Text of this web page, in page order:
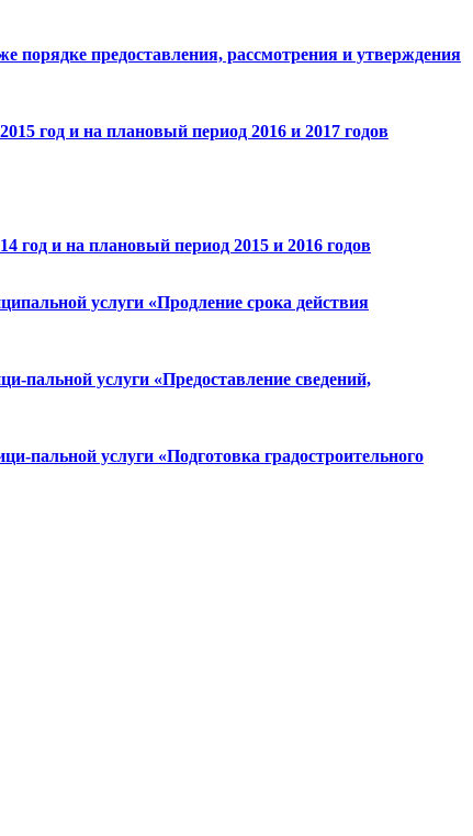
порядке предоставления, рассмотрения и утверждения
год и на плановый период 2016 и 2017 годов
год и на плановый период 2015 и 2016 годов
услуги «Продление срока действия
пальной услуги «Предоставление сведений,
пальной услуги «Подготовка градостроительного